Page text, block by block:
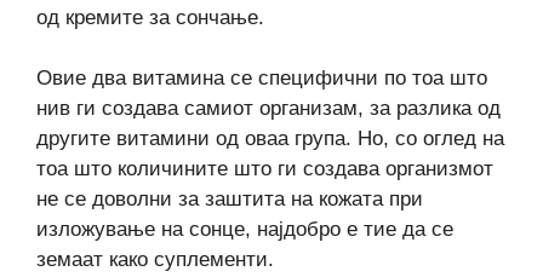
од кремите за сончање.
Овие два витамина се специфични по тоа што
нив ги создава самиот организам, за разлика од
другите витамини од оваа група. Но, со оглед на
тоа што количините што ги создава организмот
не се доволни за заштита на кожата при
изложување на сонце, најдобро е тие да се
земаат како суплементи.